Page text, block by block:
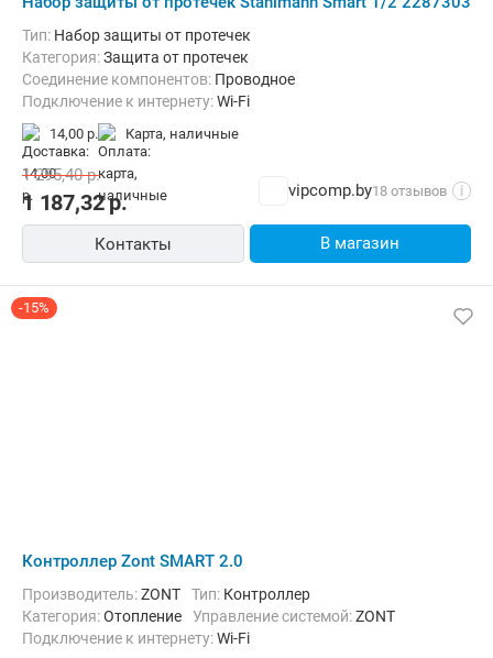
Тип: Набор защиты от протечек
Категория:Защита от протечек
Соединение компонентов: Проводное
Подключение к интернету:Wi-Fi
Размещение:
14,00 р. карта, наличные
1 187,32р.
1 295,40р.
vipcomp.by18 отзывов i
Контакты В магазин
-15%
Контроллер Zont SMART 2.0
Производитель:ZONT Тип: Контроллер
Категория:Отопление Управление системой:ZONT
Подключение к интернету:Wi-Fi